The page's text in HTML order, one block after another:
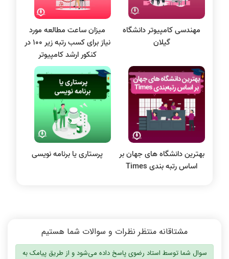
بلاکچین
پایگاه داده
الکترونیک دیجیتال
سیستم عامل
نظریه زبانها
سیگنال و سیستمها
مهندسی کامپیوتر دانشگاه
گیلان
میزان ساعت مطالعه مورد
نیاز برای کسب رتبه زیر 100 در
کنکور ارشد کامپیوتر
بهترین دانشگاه های جهان بر
اساس رتبه بندی Times
پرستاری یا برنامه نویسی
مشتاقانه منتظر نظرات و سوالات شما هستیم
سوال شما توسط استاد رضوی پاسخ داده می‌شود و از طریق پیامک به